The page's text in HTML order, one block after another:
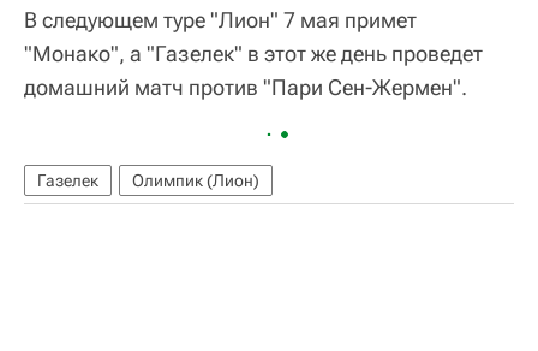
В следующем туре "Лион" 7 мая примет
"Монако", а "Газелек" в этот же день проведет
домашний матч против "Пари Сен-Жермен".
Газелек Олимпик (Лион)